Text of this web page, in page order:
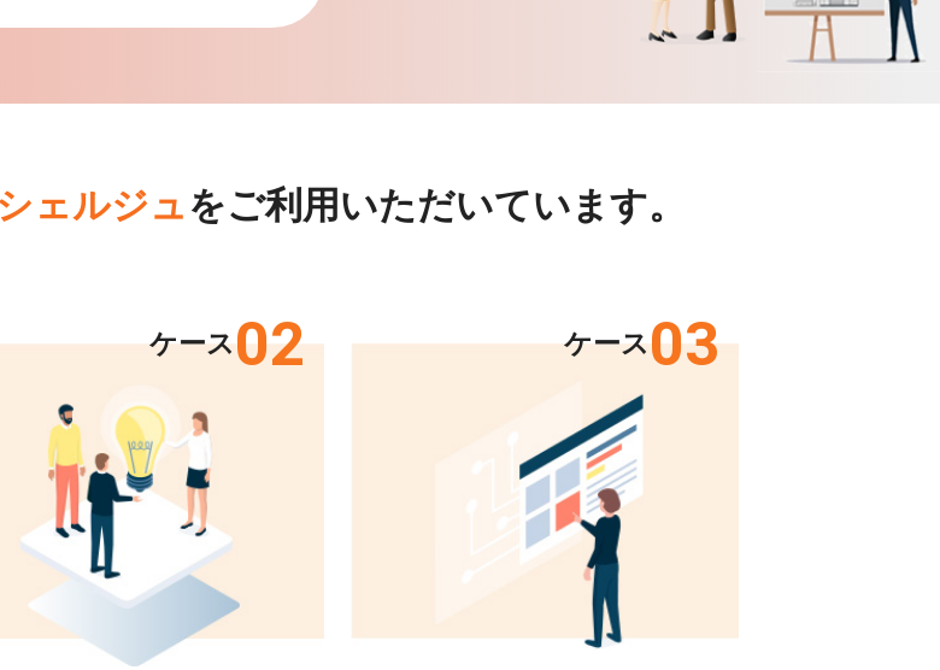
ェルジュ をご利用いただいています。
ケース02 ケース03